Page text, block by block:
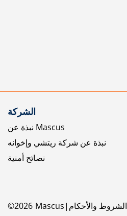
الشركة
نبذة عن Mascus
نبذة عن شركة ريتشي وإخوانه
نصائح أمنية
©2026 Mascus الشروط والأحكام